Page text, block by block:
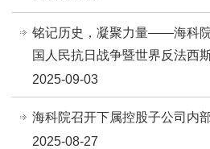
铭记历史，凝聚力量——海科
国人民抗日战争暨世界反法西
2025-09-03
海科院召开下属控股子公司内
2025-08-27